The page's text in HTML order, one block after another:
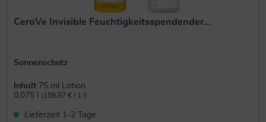
CeraVe Invisible Feuchtigkeitsspendender...
Sonnenschutz
Inhalt 75 ml Lotion
0.075 l
(159,87 € / 1 l)
Lieferzeit 1-2 Tage